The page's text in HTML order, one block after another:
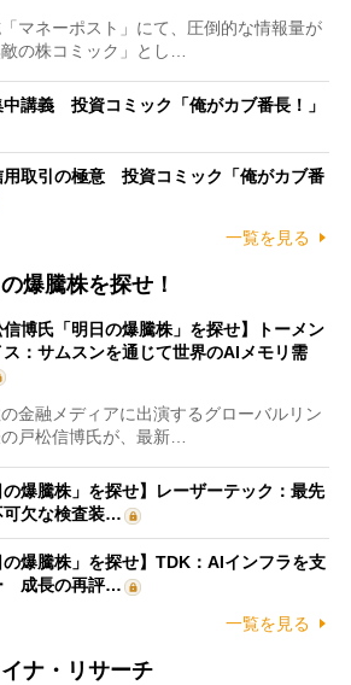
マネーポスト」にて、圧倒的な情報量が
の株コミック」とし…
講義 投資コミック「俺がカブ番長！」
用取引の極意 投資コミック「俺がカブ番
一覧を見る
爆騰株を探せ！
信博氏「明日の爆騰株」を探せ】トーメン
：サムスンを通じて世界のAIメモリ需
金融メディアに出演するグローバルリン
戸松信博氏が、最新…
の爆騰株」を探せ】レーザーテック：最先
可欠な検査装…
の爆騰株」を探せ】TDK：AIインフラを支
成長の再評…
一覧を見る
ナ・リサーチ